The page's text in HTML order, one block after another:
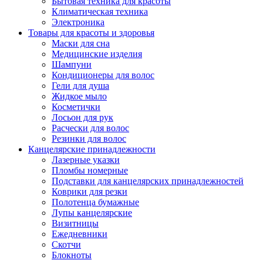
Климатическая техника
Электроника
Товары для красоты и здоровья
Маски для сна
Медицинские изделия
Шампуни
Кондиционеры для волос
Гели для душа
Жидкое мыло
Косметички
Лосьон для рук
Расчески для волос
Резинки для волос
Канцелярские принадлежности
Лазерные указки
Пломбы номерные
Подставки для канцелярских принадлежностей
Коврики для резки
Полотенца бумажные
Лупы канцелярские
Визитницы
Ежедневники
Скотчи
Блокноты